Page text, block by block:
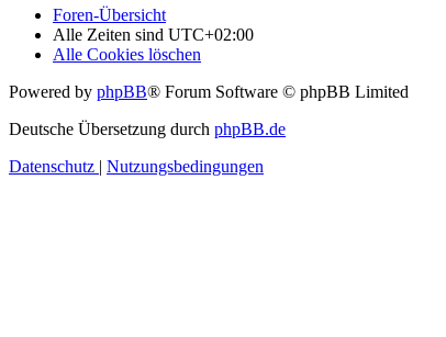
Foren-Übersicht
Alle Zeiten sind UTC+02:00
Alle Cookies löschen
Powered by phpBB® Forum Software © phpBB Limited
Deutsche Übersetzung durch phpBB.de
Datenschutz | Nutzungsbedingungen